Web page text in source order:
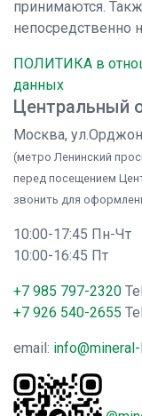
принимаются.
непосредственно
ПОЛИТИКА в
данных
Центральный
Москва,
(метро Ленинский
перед посещением
звонить для
10:00-17:45 Пн-Чт
10:00-16:45 Пт
+7 985 797-2320
+7 926 540-2655
email: